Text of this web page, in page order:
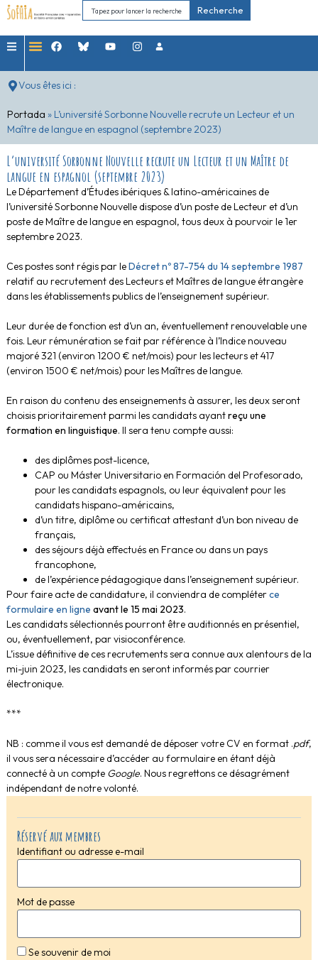
Recherche
Vous êtes ici :
Portada » L’université Sorbonne Nouvelle recrute un Lecteur et un
Maître de langue en espagnol (septembre 2023)
Réservé aux membres
Identifiant ou adresse e-mail
Mot de passe
Se souvenir de moi
L’université Sorbonne Nouvelle recrute un Lecteur et un Maître de
langue en espagnol (septembre 2023)
Le Département d’Études ibériques & latino-américaines de
l’université Sorbonne Nouvelle dispose d’un poste de Lecteur et d’un
poste de Maître de langue en espagnol, tous deux à pourvoir le 1er
septembre 2023.
Ces postes sont régis par leDécret nº 87-754 du 14 septembre 1987
relatif au recrutement des Lecteurs et Maîtres de langue étrangère
dans les établissements publics de l’enseignement supérieur.
Leur durée de fonction est d’un an, éventuellement renouvelable une
fois. Leur rémunération se fait par référence à l’Indice nouveau
majoré 321 (environ 1200 € net/mois) pour les lecteurs et 417
(environ 1500 € net/mois) pour les Maîtres de langue.
En raison du contenu des enseignements à assurer, les deux seront
choisis prioritairement parmi les candidats ayantreçu une
formation en linguistique. Il sera tenu compte aussi:
des diplômes post-licence,
CAP ou Máster Universitario en Formación del Profesorado,
pour les candidats espagnols, ou leur équivalent pour les
candidats hispano-américains,
d’un titre, diplôme ou certificat attestant d’un bon niveau de
français,
des séjours déjà effectués en France ou dans un pays
francophone,
de l’expérience pédagogique dans l’enseignement supérieur.
Pour faire acte de candidature, il conviendra de compléterce
formulaire en ligne avant le 15 mai 2023.
Les candidats sélectionnés pourront être auditionnés en présentiel,
ou, éventuellement, par visioconférence.
L’issue définitive de ces recrutements sera connue aux alentours de la
mi-juin 2023, les candidats en seront informés par courrier
électronique.
***
NB : comme il vous est demandé de déposer votre CV en format .pdf,
il vous sera nécessaire d’accéder au formulaire en étant déjà
connecté à un compte Google. Nous regrettons ce désagrément
indépendant de notre volonté.